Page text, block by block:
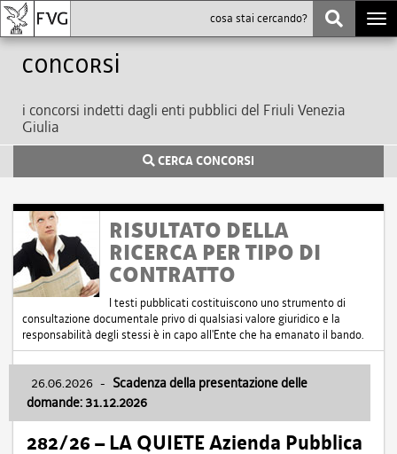
Concorsi
i concorsi indetti dagli enti pubblici del Friuli Venezia
Giulia
CERCA CONCORSI
RISULTATO DELLA
RICERCA PER TIPO DI
CONTRATTO
I testi pubblicati costituiscono uno strumento di
consultazione documentale privo di qualsiasi valore giuridico e la
responsabilità degli stessi è in capo all'Ente che ha emanato il bando.
26.06.2026 - Scadenza della presentazione delle
domande: 31.12.2026
282/26 – LA QUIETE Azienda Pubblica